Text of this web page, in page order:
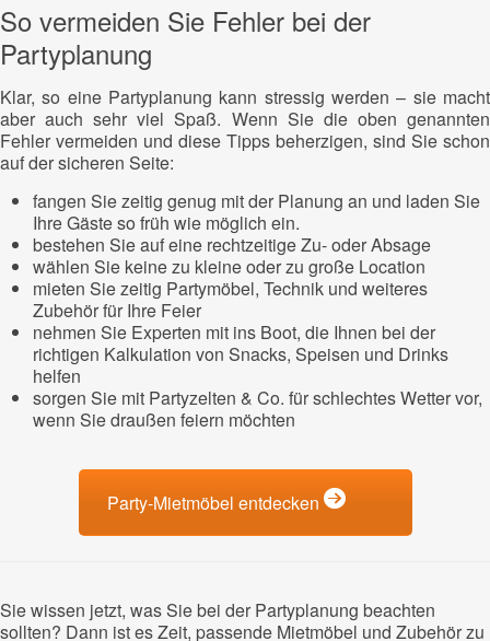
So vermeiden Sie Fehler bei der
Partyplanung
Klar, so eine Partyplanung kann stressig werden – sie macht
aber auch sehr viel Spaß. Wenn Sie die oben genannten
Fehler vermeiden und diese Tipps beherzigen, sind Sie schon
auf der sicheren Seite:
fangen Sie zeitig genug mit der Planung an und laden Sie
Ihre Gäste so früh wie möglich ein.
bestehen Sie auf eine rechtzeitige Zu- oder Absage
wählen Sie keine zu kleine oder zu große Location
mieten Sie zeitig Partymöbel, Technik und weiteres
Zubehör für Ihre Feier
nehmen Sie Experten mit ins Boot, die Ihnen bei der
richtigen Kalkulation von Snacks, Speisen und Drinks
helfen
sorgen Sie mit Partyzelten & Co. für schlechtes Wetter vor,
wenn Sie draußen feiern möchten
Party-Mietmöbel entdecken
Sie wissen jetzt, was Sie bei der Partyplanung beachten
sollten? Dann ist es Zeit, passende Mietmöbel und Zubehör zu